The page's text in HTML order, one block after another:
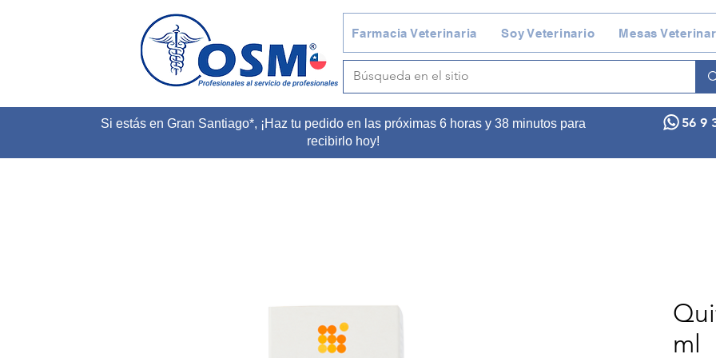
Farmacia Veterinaria Soy Veterinario Mesas
Si estás en Gran Santiago*, ¡Haz tu pedido en las próximas 6 horas y 38 minutos para
recibirlo hoy!
56 9
ml